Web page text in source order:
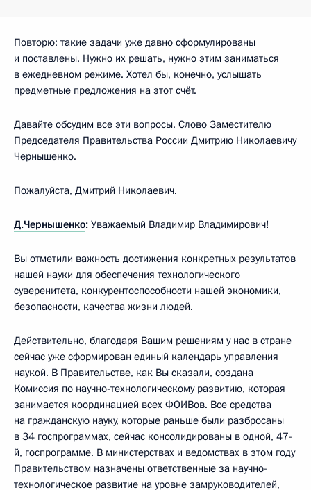
Повторю: такие задачи уже давно сформулированы
и поставлены. Нужно их решать, нужно этим заниматься
в ежедневном режиме. Хотел бы, конечно, услышать
предметные предложения на этот счёт.
Давайте обсудим все эти вопросы. Слово Заместителю
Председателя Правительства России Дмитрию Николаевичу
Чернышенко.
Пожалуйста, Дмитрий Николаевич.
Д.Чернышенко: Уважаемый Владимир Владимирович!
Вы отметили важность достижения конкретных результатов
нашей науки для обеспечения технологического
суверенитета, конкурентоспособности нашей экономики,
безопасности, качества жизни людей.
Действительно, благодаря Вашим решениям у нас в стране
сейчас уже сформирован единый календарь управления
наукой. В Правительстве, как Вы сказали, создана
Комиссия по научно-технологическому развитию, которая
занимается координацией всех ФОИВов. Все средства
на гражданскую науку, которые раньше были разбросаны
в 34 госпрограммах, сейчас консолидированы в одной, 47-
й, госпрограмме. В министерствах и ведомствах в этом году
Правительством назначены ответственные за научно-
технологическое развитие на уровне замруководителей,